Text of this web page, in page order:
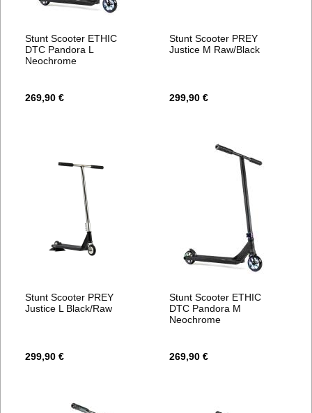
Stunt Scooter ETHIC
DTC Pandora L
Neochrome
269,90 €
Stunt Scooter PREY
Justice M Raw/Black
299,90 €
Stunt Scooter PREY
Justice L Black/Raw
299,90 €
Stunt Scooter ETHIC
DTC Pandora M
Neochrome
269,90 €